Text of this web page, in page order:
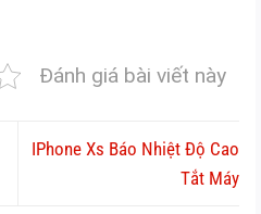
Đánh giá bài viết này
IPhone Xs Báo Nhiệt Độ Cao
Tắt Máy